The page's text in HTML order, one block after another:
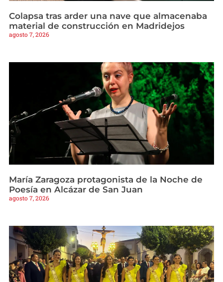
Colapsa tras arder una nave que almacenaba
material de construcción en Madridejos
agosto 7, 2026
María Zaragoza protagonista de la Noche de
Poesía en Alcázar de San Juan
agosto 7, 2026